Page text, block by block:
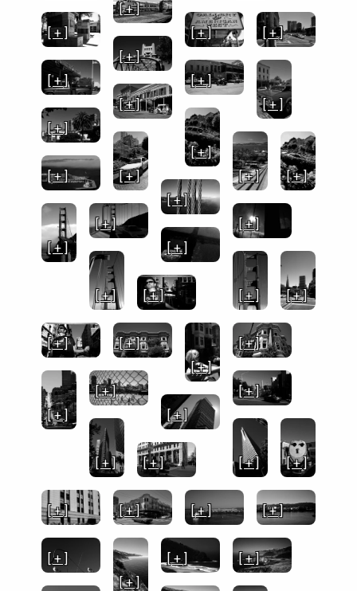
[ + ]
[ + ] [ + ]
[ + ]
[ + ]
[ + ]
[ + ]
[ + ]
[ + ]
[ + ]
[ + ]
[ + ]
[ + ] [ + ]
[ + ]
[ + ]
[ + ]
[ + ]
[ + ]
[ + ]
[ + ] [ + ]
[ + ]
[ + ]
[ + ]
[ + ]
[ + ]
[ + ]
[ + ]
[ + ]
[ + ]
[ + ]
[ + ] [ + ]
[ + ]
[ + ] [ + ]
[ + ]
[ + ] [ + ]
[ + ]
[ + ]
[ + ] [ + ]